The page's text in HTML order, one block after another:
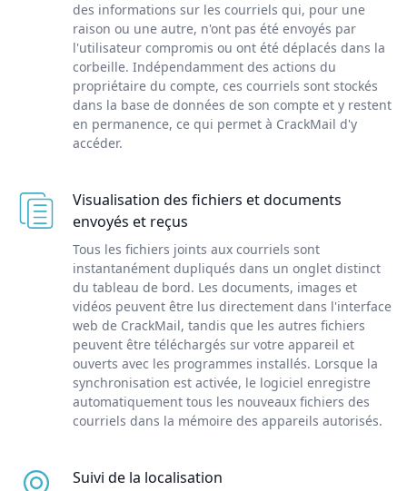
des informations sur les courriels qui, pour une
raison ou une autre, n'ont pas été envoyés par
l'utilisateur compromis ou ont été déplacés dans la
corbeille. Indépendamment des actions du
propriétaire du compte, ces courriels sont stockés
dans la base de données de son compte et y restent
en permanence, ce qui permet à CrackMail d'y
accéder.
Visualisation des fichiers et documents
envoyés et reçus
Tous les fichiers joints aux courriels sont
instantanément dupliqués dans un onglet distinct
du tableau de bord. Les documents, images et
vidéos peuvent être lus directement dans l'interface
web de CrackMail, tandis que les autres fichiers
peuvent être téléchargés sur votre appareil et
ouverts avec les programmes installés. Lorsque la
synchronisation est activée, le logiciel enregistre
automatiquement tous les nouveaux fichiers des
courriels dans la mémoire des appareils autorisés.
Suivi de la localisation